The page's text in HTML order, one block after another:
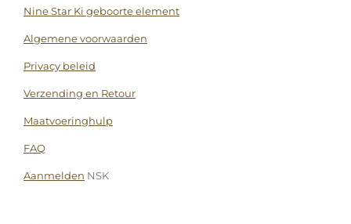
Nine Star Ki geboorte element
Algemene voorwaarden
Privacy beleid
Verzending en Retour
Maatvoeringhulp
FAQ
Aanmelden NSK